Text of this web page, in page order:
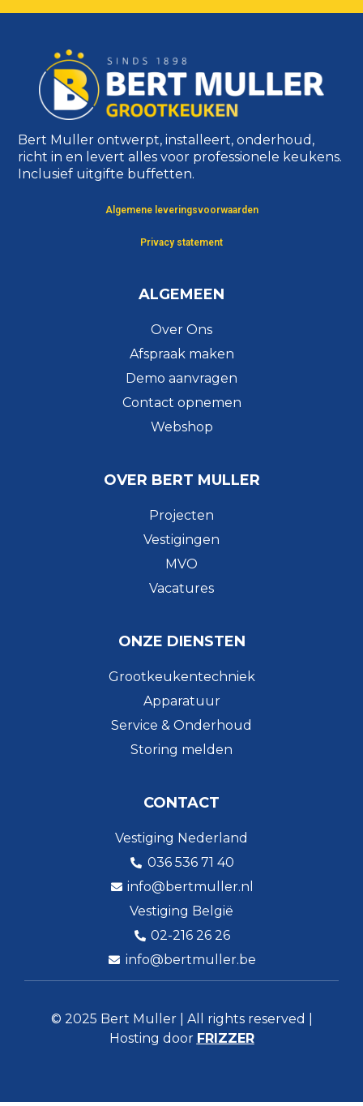
Bert Muller ontwerpt, installeert, onderhoud,
richt in en levert alles voor professionele keukens.
Inclusief uitgifte buffetten.
Algemene leveringsvoorwaarden
Privacy statement
ALGEMEEN
Over Ons
Afspraak maken
Demo aanvragen
Contact opnemen
Webshop
OVER BERT MULLER
Projecten
Vestigingen
MVO
Vacatures
ONZE DIENSTEN
Grootkeukentechniek
Apparatuur
Service & Onderhoud
Storing melden
CONTACT
Vestiging Nederland
036 536 71 40
info@bertmuller.nl
Vestiging België
02-216 26 26
info@bertmuller.be
© 2025 Bert Muller | All rights reserved |
Hosting door FRIZZER